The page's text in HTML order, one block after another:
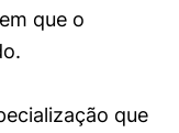
que o
que